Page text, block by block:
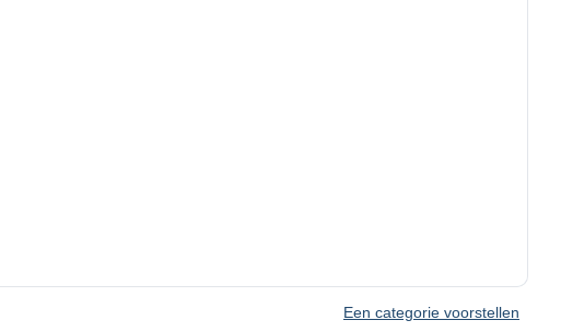
Een categorie voorstellen